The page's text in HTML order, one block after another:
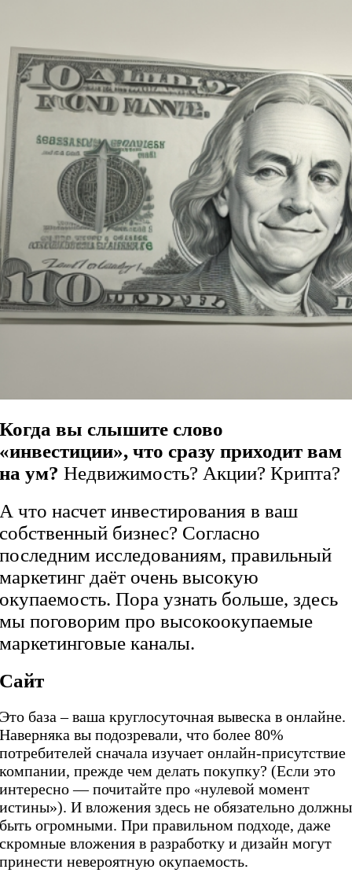
Когда вы слышите слово
«инвестиции», что сразу приходит вам
на ум?Недвижимость? Акции? Крипта?
А что насчет инвестирования в ваш
собственный бизнес? Согласно
последним исследованиям, правильный
маркетинг даёт очень высокую
окупаемость. Пора узнать больше, здесь
мы поговорим про высокоокупаемые
маркетинговые каналы.
Сайт
Это база – ваша круглосуточная вывеска в онлайне.
Наверняка вы подозревали, что более 80%
потребителей сначала изучает онлайн-присутствие
компании, прежде чем делать покупку? (Если это
интересно—почитайте про «нулевой момент
истины»). И вложения здесь не обязательно должны
быть огромными. При правильном подходе, даже
скромные вложения в разработку и дизайн могут
принести невероятную окупаемость.